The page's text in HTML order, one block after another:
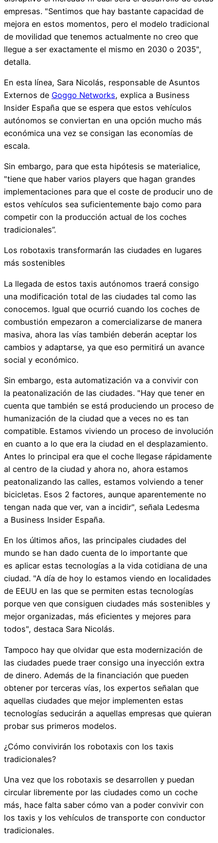
empresas. "Sentimos que hay bastante capacidad de
mejora en estos momentos, pero el modelo tradicional
de movilidad que tenemos actualmente no creo que
llegue a ser exactamente el mismo en 2030 o 2035",
detalla.
En esta línea, Sara Nicolás, responsable de Asuntos
Externos de Goggo Networks, explica a Business
Insider España que se espera que estos vehículos
autónomos se conviertan en una opción mucho más
económica una vez se consigan las economías de
escala.
Sin embargo, para que esta hipótesis se materialice,
"tiene que haber varios players que hagan grandes
implementaciones para que el coste de producir uno de
estos vehículos sea suficientemente bajo como para
competir con la producción actual de los coches
tradicionales”.
Los robotaxis transformarán las ciudades en lugares
más sostenibles
La llegada de estos taxis autónomos traerá consigo
una modificación total de las ciudades tal como las
conocemos. Igual que ocurrió cuando los coches de
combustión empezaron a comercializarse de manera
masiva, ahora las vías también deberán aceptar los
cambios y adaptarse, ya que eso permitirá un avance
social y económico.
Sin embargo, esta automatización va a convivir con
la peatonalización de las ciudades. "Hay que tener en
cuenta que también se está produciendo un proceso de
humanización de la ciudad que a veces no es tan
compatible. Estamos viviendo un proceso de involución
en cuanto a lo que era la ciudad en el desplazamiento.
Antes lo principal era que el coche llegase rápidamente
al centro de la ciudad y ahora no, ahora estamos
peatonalizando las calles, estamos volviendo a tener
bicicletas. Esos 2 factores, aunque aparentemente no
tengan nada que ver, van a incidir", señala Ledesma
a Business Insider España.
En los últimos años, las principales ciudades del
mundo se han dado cuenta de lo importante que
es aplicar estas tecnologías a la vida cotidiana de una
ciudad. "A día de hoy lo estamos viendo en localidades
de EEUU en las que se permiten estas tecnologías
porque ven que consiguen ciudades más sostenibles y
mejor organizadas, más eficientes y mejores para
todos", destaca Sara Nicolás.
Tampoco hay que olvidar que esta modernización de
las ciudades puede traer consigo una inyección extra
de dinero. Además de la financiación que pueden
obtener por terceras vías, los expertos señalan que
aquellas ciudades que mejor implementen estas
tecnologías seducirán a aquellas empresas que quieran
probar sus primeros modelos.
¿Cómo convivirán los robotaxis con los taxis
tradicionales?
Una vez que los robotaxis se desarrollen y puedan
circular libremente por las ciudades como un coche
más, hace falta saber cómo van a poder convivir con
los taxis y los vehículos de transporte con conductor
tradicionales.